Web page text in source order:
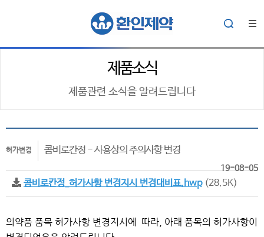
제품소식
제품관련 소식을 알려드립니다
허가변경 콤비로칸정 - 사용상의 주의사항 변경
19-08-05
콤비로칸정_허가사항 변경지시 변경대비표.hwp(28.5K)
의약품 품목 허가사항 변경지시에 따라, 아래 품목의 허가사항이